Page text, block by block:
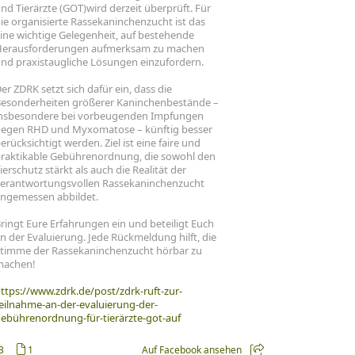
Tierärzte (GOT)wird derzeit überprüft. Für
organisierte Rassekaninchenzucht ist das
wichtige Gelegenheit, auf bestehende
aufmerksam zu machen
praxistaugliche Lösungen einzufordern.
ZDRK setzt sich dafür ein, dass die
größerer Kaninchenbestände –
bei vorbeugenden Impfungen
RHD und Myxomatose – künftig besser
werden. Ziel ist eine faire und
Gebührenordnung, die sowohl den
stärkt als auch die Realität der
Rassekaninchenzucht
abbildet.
Eure Erfahrungen ein und beteiligt Euch
der Evaluierung. Jede Rückmeldung hilft, die
der Rassekaninchenzucht hörbar zu
www.zdrk.de/post/zdrk-ruft-zur-
an-der-evaluierung-der-
für-tierärzte-got-auf
1 Auf Facebook ansehen